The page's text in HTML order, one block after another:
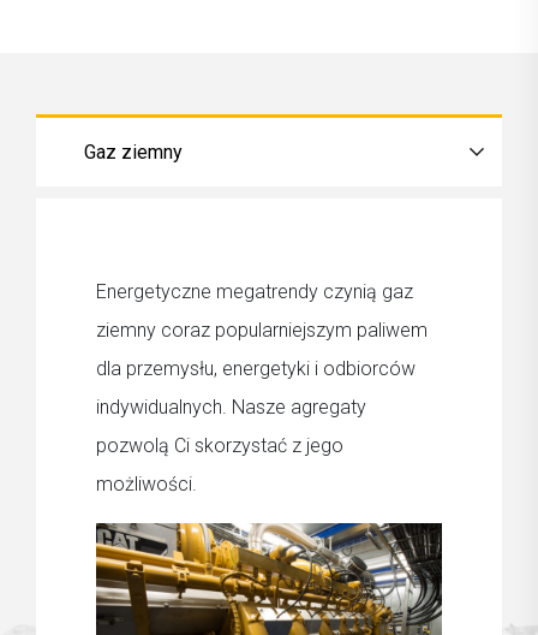
Energetyczne megatrendy czynią gaz
ziemny coraz popularniejszym paliwem
dla przemysłu, energetyki i odbiorców
indywidualnych. Nasze agregaty
pozwolą Ci skorzystać z jego
możliwości.